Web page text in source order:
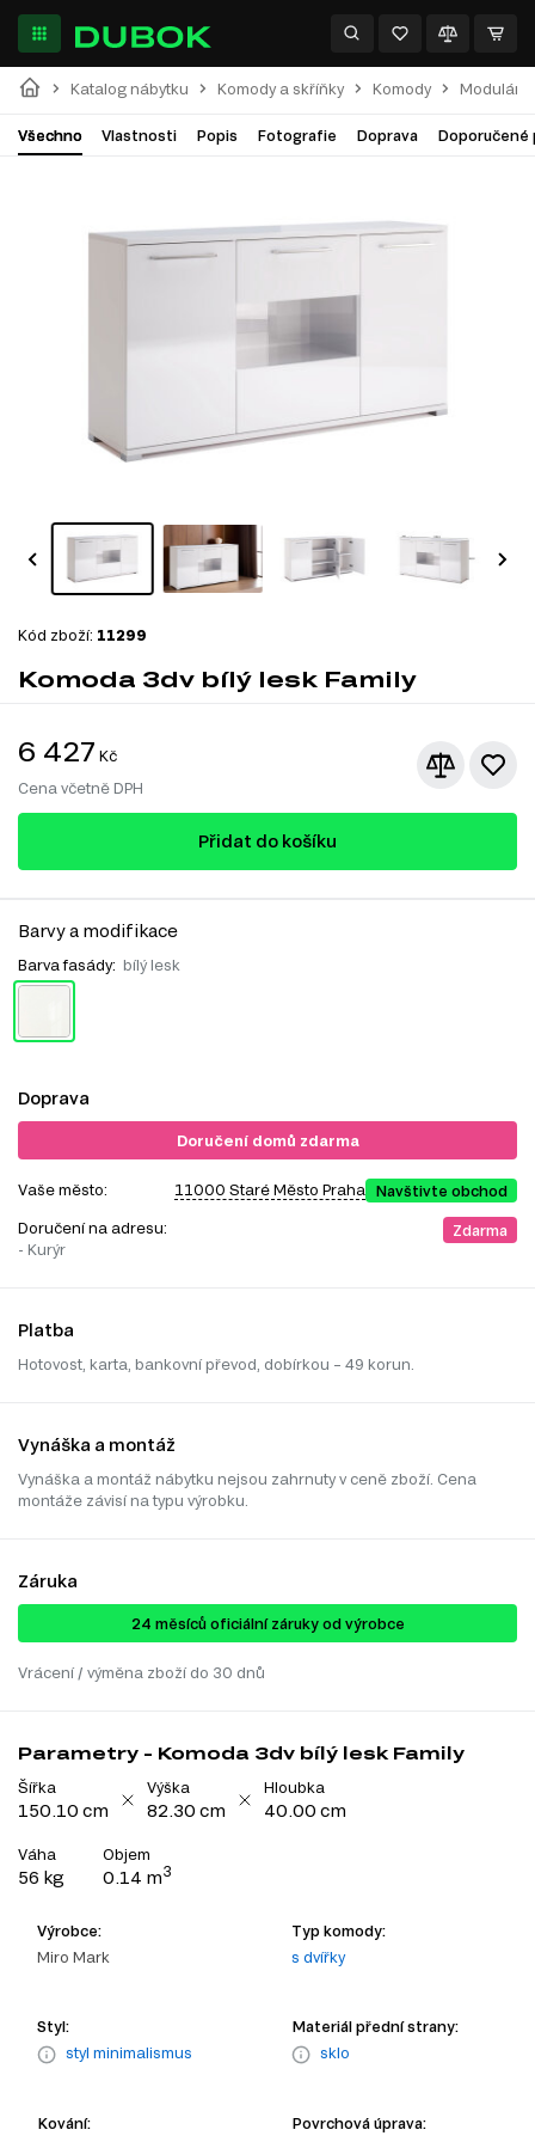
Katalog nábytku Komody a skříňky Komody
Všechno Vlastnosti Popis Fotografie Doprava Doporučené
Kód zboží: 11299
Komoda 3dv bílý lesk Family
6 427 Kč
Cena včetně DPH
Přidat do košíku
Barvy a modifikace
Barva fasády: bílý lesk
Doprava
Doručení domů zdarma
Vaše město: 11000 Staré Město Praha Navštivte obchod
Doručení na adresu:
- Kurýr
Zdarma
Platba
Hotovost, karta, bankovní převod, dobírkou – 49 korun.
Vynáška a montáž
Vynáška a montáž nábytku nejsou zahrnuty v ceně zboží. Cena
montáže závisí na typu výrobku.
Záruka
24 ​​​​měsíců oficiální záruky od výrobce
Vrácení / výměna zboží do 30 dnů
Parametry - Komoda 3dv bílý lesk Family
Šířka
150.10 cm
Výška
82.30 cm
Hloubka
40.00 cm
Váha
56 kg
Objem
0.14 m3
Výrobce:
Miro Mark
Typ komody:
s dvířky
Styl:
styl minimalismus
Materiál přední strany:
sklo
Kování:
Povrchová úprava: